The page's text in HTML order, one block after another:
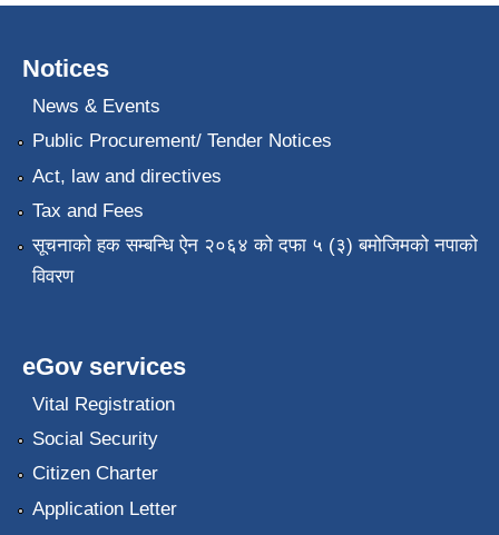
Notices
News & Events
Public Procurement/ Tender Notices
Act, law and directives
Tax and Fees
सूचनाको हक सम्बन्धि ऐन २०६४ को दफा ५ (३) बमोजिमको नपाको
विवरण
eGov services
Vital Registration
Social Security
Citizen Charter
Application Letter